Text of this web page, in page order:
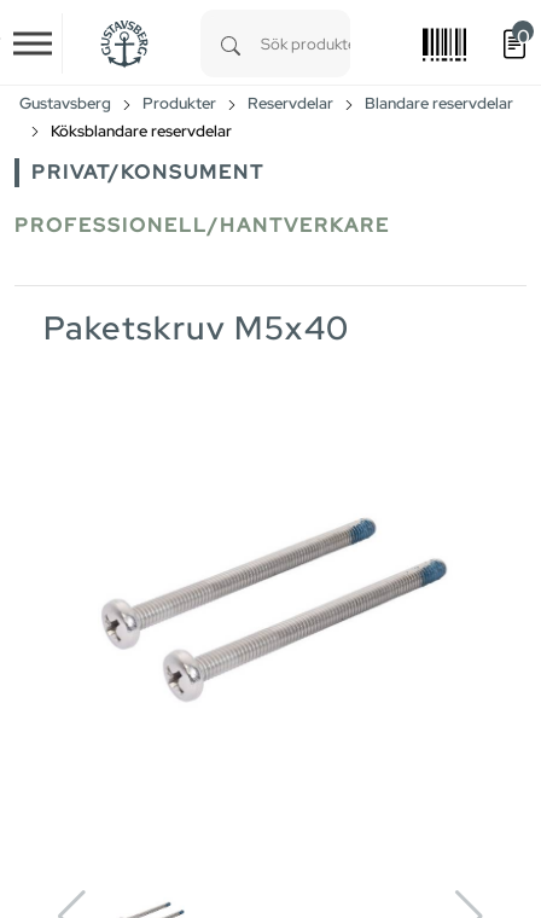
Skip to main content
0
Gustavsberg Produkter Reservdelar
Blandare reservdelar
Köksblandare reservdelar
PRIVAT/KONSUMENT
PROFESSIONELL/HANTVERKARE
Paketskruv M5x40